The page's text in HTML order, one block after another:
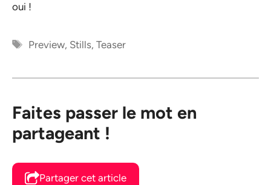
oui !
Étiquettes
Preview, Stills,Teaser
Faites passer le mot en
partageant !
Partager cet article